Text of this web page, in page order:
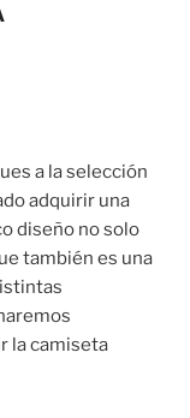
a la selección
adquirir una
diseño no solo
también es una
la camiseta